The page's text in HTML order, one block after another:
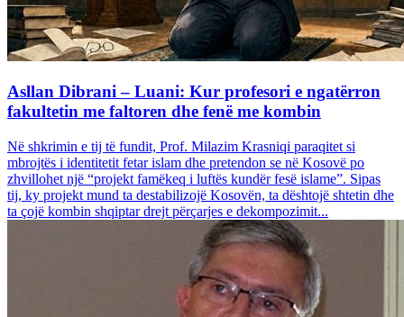
Asllan Dibrani – Luani: Kur profesori e ngatërron
fakultetin me faltoren dhe fenë me kombin
Në shkrimin e tij të fundit, Prof. Milazim Krasniqi paraqitet si
mbrojtës i identitetit fetar islam dhe pretendon se në Kosovë po
zhvillohet një “projekt famëkeq i luftës kundër fesë islame”. Sipas
tij, ky projekt mund ta destabilizojë Kosovën, ta dështojë shtetin dhe
ta çojë kombin shqiptar drejt përçarjes e dekompozimit...